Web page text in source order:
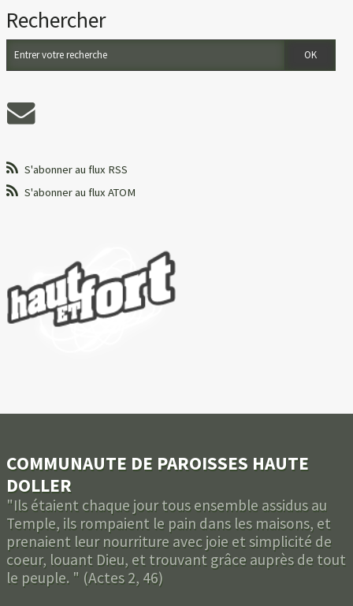
Rechercher
S'abonner au flux RSS
S'abonner au flux ATOM
COMMUNAUTE DE PAROISSES HAUTE
DOLLER
"Ils étaient chaque jour tous ensemble assidus au
Temple, ils rompaient le pain dans les maisons, et
prenaient leur nourriture avec joie et simplicité de
coeur, louant Dieu, et trouvant grâce auprès de tout
le peuple. " (Actes 2, 46)